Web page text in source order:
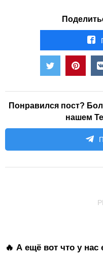
Понравился пост?
нашем
🔥 А ещё вот что у нас